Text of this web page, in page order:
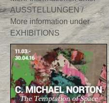
AUSSTELLUNGEN /
More information under
EXHIBITIONS